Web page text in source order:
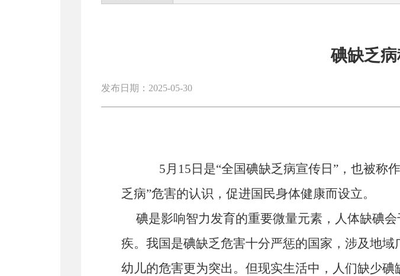
碘缺乏
发布日期：2025-05-30
5月15日是“全国碘缺乏病宣传日”，也被称
乏病”危害的认识，促进国民身体健康而设立。
碘是影响智力发育的重要微量元素，人体缺碘
疾。我国是碘缺乏危害十分严惩的国家，涉及地
幼儿的危害更为突出。但现实生活中，人们缺少